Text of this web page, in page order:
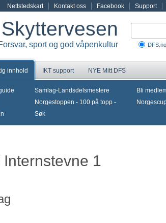
Nettstedskart Kontakt oss Facebook Support
sport og god våpenkultur DFS.no
innhold IKT support NYE Mitt DFS
Samlag-Landsdelsmestere
Norgestoppen - 100 på topp -
Søk
Bli
1